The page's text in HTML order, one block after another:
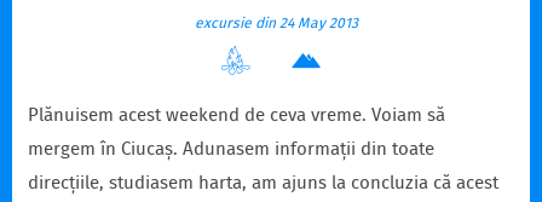
excursie din 24 May 2013
Plănuisem acest weekend de ceva vreme. Voiam să
mergem în Ciucaș. Adunasem informații din toate
direcțiile, studiasem harta, am ajuns la concluzia că acest